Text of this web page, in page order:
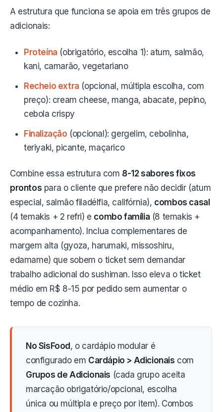
A estrutura que funciona se apoia em três grupos de
adicionais:
Proteína (obrigatório, escolha 1): atum, salmão,
kani, camarão, vegetariano
Recheio extra (opcional, múltipla escolha, com
preço): cream cheese, manga, abacate, pepino,
cebola crispy
Finalização (opcional): gergelim, cebolinha,
teriyaki, picante, maçarico
Combine essa estrutura com 8-12 sabores fixos
prontos para o cliente que prefere não decidir (atum
especial, salmão filadélfia, califórnia), combos casal
(4 temakis + 2 refri) e combo família (8 temakis +
acompanhamento). Inclua complementares de
margem alta (gyoza, harumaki, missoshiru,
edamame) que sobem o ticket sem demandar
trabalho adicional do sushiman. Isso eleva o ticket
médio em R$ 8-15 por pedido sem aumentar o
tempo de cozinha.
No SisFood , o cardápio modular é
configurado em Cardápio > Adicionais com
Grupos de Adicionais (cada grupo aceita
marcação obrigatório/opcional, escolha
única ou múltipla e preço por item). Combos